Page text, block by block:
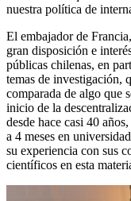
nuestra política de
El embajador de
gran disposición e
públicas chilenas, en
temas de investigación,
comparada de algo que
inicio de la
desde hace casi 40
a 4 meses en
su experiencia con sus
científicos en esta